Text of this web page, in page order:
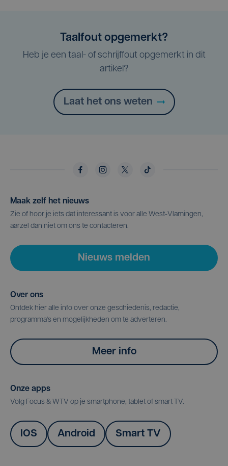
Taalfout opgemerkt?
Heb je een taal- of schrijffout opgemerkt in dit
artikel?
Laat het ons weten
Maak zelf het nieuws
Zie of hoor je iets dat interessant is voor alle West-Vlamingen,
aarzel dan niet om ons te contacteren.
Nieuws melden
Over ons
Ontdek hier alle info over onze geschiedenis, redactie,
programma's en mogelijkheden om te adverteren.
Meer info
Onze apps
Volg Focus & WTV op je smartphone, tablet of smart TV.
IOS Android Smart TV